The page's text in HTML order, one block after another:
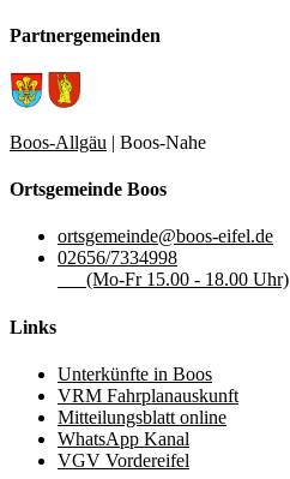
Partnergemeinden
Boos-Allgäu | Boos-Nahe
Ortsgemeinde Boos
ortsgemeinde@boos-eifel.de
02656/7334998
(Mo-Fr 15.00 - 18.00 Uhr)
Links
Unterkünfte in Boos
VRM Fahrplanauskunft
Mitteilungsblatt online
WhatsApp Kanal
VGV Vordereifel